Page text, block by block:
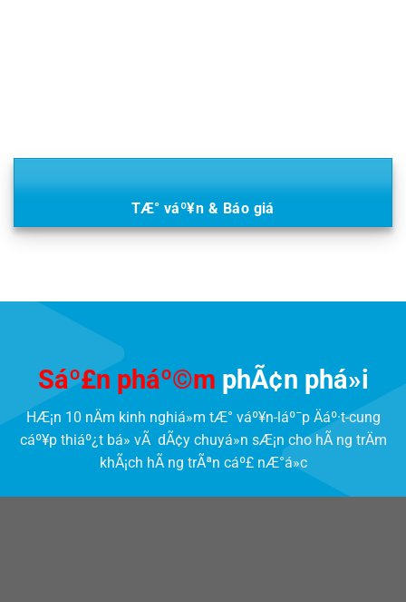
TÆ° váº¥n & Báo giá
Sáº£n pháº©m phÃ¢n phá»i
HÆ¡n 10 nÄm kinh nghiá»m tÆ° váº¥n-láº¯p Äáº·t-cung
cáº¥p thiáº¿t bá» vÃ dÃ¢y chuyá»n sÆ¡n cho hÃ ng trÄm
khÃ¡ch hÃ ng trÃªn cáº£ nÆ°á»c